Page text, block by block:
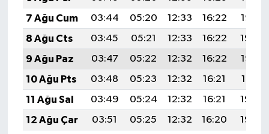
7 Ağu Cum
03:44 05:20 12:33 16:22
19:35
8 Ağu Cts
03:45 05:21 12:33 16:22
19:34
9 Ağu Paz
03:47 05:22 12:32 16:22
19:33
10 Ağu Pts
03:48 05:23 12:32 16:21
19:31
11 Ağu Sal
03:49 05:24 12:32 16:21
19:30
12 Ağu Çar
03:51 05:25 12:32 16:20
19:29